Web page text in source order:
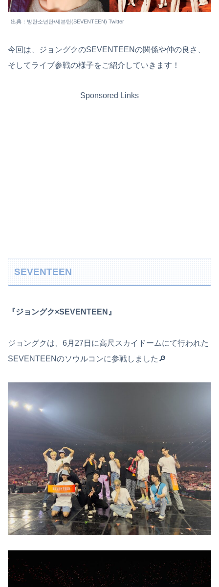
出典：방탄소년단/세븐틴(SEVENTEEN) Twitter
今回は、ジョングクのSEVENTEENの関係や仲の良さ、
そしてライブ参戦の様子をご紹介していきます！
Sponsored Links
SEVENTEEN
『ジョングク×SEVENTEEN』
ジョングクは、6月27日に高尺スカイドームにて行われた
SEVENTEENのソウルコンに参戦しました🔎